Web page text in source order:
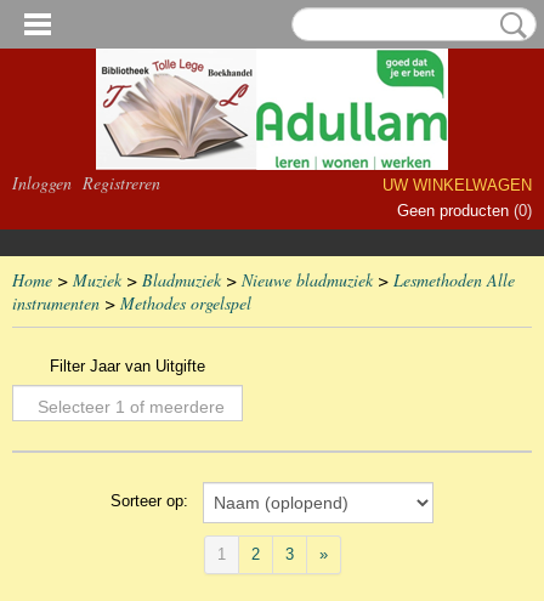
Inloggen Registreren
UW WINKELWAGEN
Geen producten (0)
Home > Muziek> Bladmuziek> Nieuwe bladmuziek> Lesmethoden Alle
instrumenten > Methodes orgelspel
Filter Jaar van Uitgifte
Selecteer 1 of meerdere
Sorteer op:
1 2 3 »